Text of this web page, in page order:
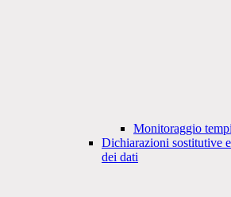
Monitoraggio
Dichiarazioni sostitutive
dei dati